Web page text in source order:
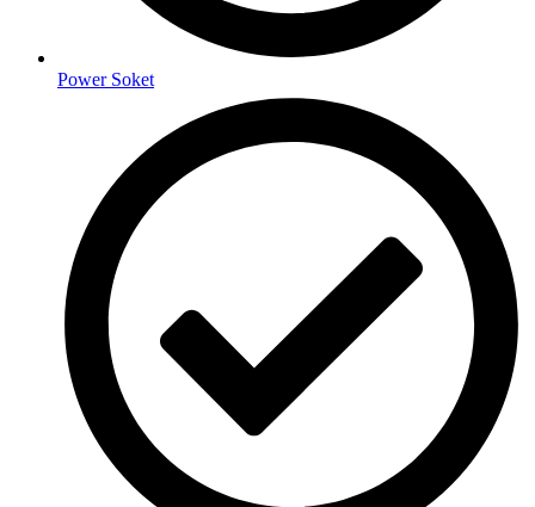
Power Soket